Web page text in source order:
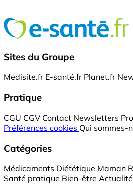
Sites du Groupe
Medisite.fr E-santé.fr Planet.fr
Pratique
CGU CGV Contact Newsletters
Préférences cookies Qui sommes-
Catégories
Médicaments Diététique Maman
Santé pratique Bien-être